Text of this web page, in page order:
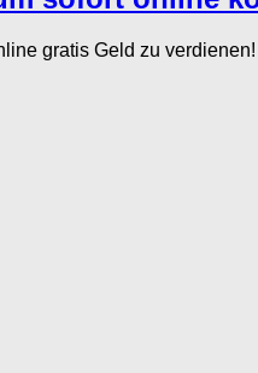
gratis Geld zu